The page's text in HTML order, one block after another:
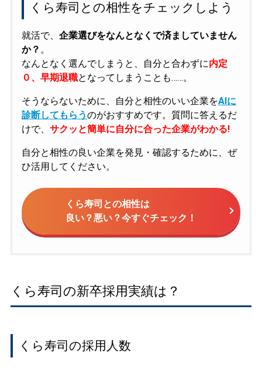
くら寿司との相性をチェックしよう
就活で、 企業選びをなんとなくで済ましていません
か？ 。
なんとなく選んでしまうと、自分と合わずに内定
０、早期退職となってしまうことも……。
そうならないために、自分と相性のいい企業をAIに
診断してもらうのがおすすめです。質問に答えるだ
けで、 サクッと簡単に自分に合った企業がわかる!
自分と相性の良い企業を発見・確認するために、ぜ
ひ活用してください。
くら寿司との相性は
良い？悪い？今すぐチェック！
くら寿司の新卒採用実績は？
くら寿司の採用人数